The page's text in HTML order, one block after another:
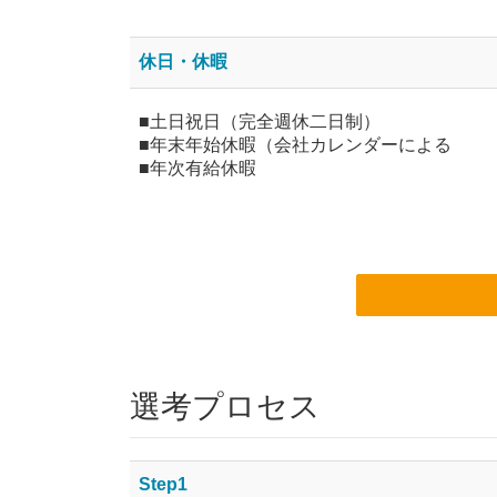
休日・休暇
■土日祝日（完全週休二日制）
■年末年始休暇（会社カレンダーによる
■年次有給休暇
選考プロセス
Step1